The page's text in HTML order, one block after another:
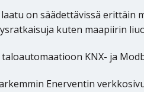
on säädettävissä
kuten maapiirin
KNX- ja
Enerventin